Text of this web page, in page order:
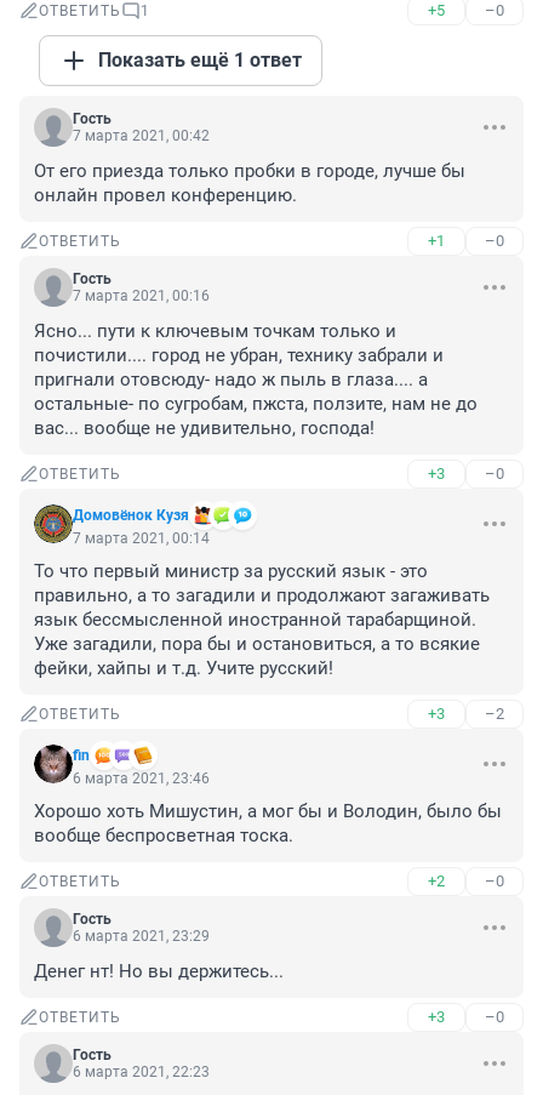
ОТВЕТИТЬ 1 +5 –0
Показать ещё 1 ответ
Гость
7 марта 2021, 00:42
От его приезда только пробки в городе, лучше бы
онлайн провел конференцию.
ОТВЕТИТЬ +1 –0
Гость
7 марта 2021, 00:16
Ясно... пути к ключевым точкам только и
почистили.... город не убран, технику забрали и
пригнали отовсюду- надо ж пыль в глаза.... а
остальные- по сугробам, пжста, ползите, нам не до
вас... вообще не удивительно, господа!
ОТВЕТИТЬ +3 –0
Домовёнок Кузя
7 марта 2021, 00:14
То что первый министр за русский язык - это
правильно, а то загадили и продолжают загаживать
язык бессмысленной иностранной тарабарщиной.
Уже загадили, пора бы и остановиться, а то всякие
фейки, хайпы и т.д. Учите русский!
ОТВЕТИТЬ +3 –2
fin
6 марта 2021, 23:46
Хорошо хоть Мишустин, а мог бы и Володин, было бы
вообще беспросветная тоска.
ОТВЕТИТЬ +2 –0
Гость
6 марта 2021, 23:29
Денег нт! Но вы держитесь...
ОТВЕТИТЬ +3 –0
Гость
6 марта 2021, 22:23